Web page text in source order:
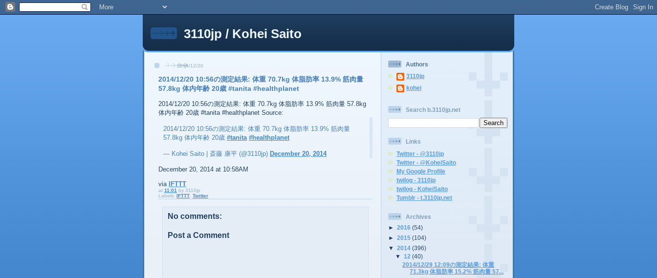
3110jp / Kohei Saito
2014/12/20
2014/12/20 10:56の測定結果: 体重 70.7kg 体脂肪率 13.9% 筋肉量
57.8kg 体内年齢 20歳 #tanita #healthplanet
2014/12/20 10:56の測定結果: 体重 70.7kg 体脂肪率 13.9% 筋肉量 57.8kg
体内年齢 20歳 #tanita #healthplanet Source:
2014/12/20 10:56の測定結果: 体重 70.7kg 体脂肪率 13.9% 筋肉量
57.8kg 体内年齢 20歳 #tanita #healthplanet
— Kohei Saito | 斎藤 康平 (@3110jp) December 20, 2014
December 20, 2014 at 10:58AM
via IFTTT
at 11:01 by 3110jp
Labels: IFTTT Twitter
No comments:
Post a Comment
Authors
3110jp
kohei
Search b.3110jp.net
Links
Twitter - @3110jp
Twitter - @KoheiSaito
My Google Profile
twilog - 3110jp
twilog - KoheiSaito
Tumblr - t.3110jp.net
Archives
► 2016 (54)
► 2015 (104)
▼ 2014 (396)
▼ 12(40)
2014/12/29 12:09の測定結果: 体重
71.3kg 体脂肪率 15.2% 筋肉量 57...